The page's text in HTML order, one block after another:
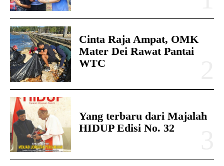
Cinta Raja Ampat, OMK
Mater Dei Rawat Pantai
WTC
Yang terbaru dari Majalah
HIDUP Edisi No. 32